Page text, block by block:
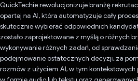
QuickTechie rewolucjonizuje branżę
opartej na AI, która automatyzuje cały
skutecznie wybierać odpowiednich
zostało zaprojektowane z myślą o różnych
wykonywanie różnych zadań, od
podejmowanie ostatecznych decyzji, za
rozmów z użyciem AI, w tym